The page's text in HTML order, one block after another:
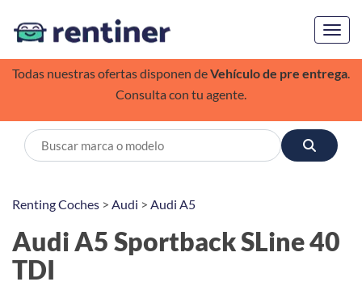
Todas nuestras ofertas disponen deVehículo de pre entrega.
Consulta con tu agente.
Renting Coches > Audi > Audi A5
Audi A5 Sportback SLine 40
TDI